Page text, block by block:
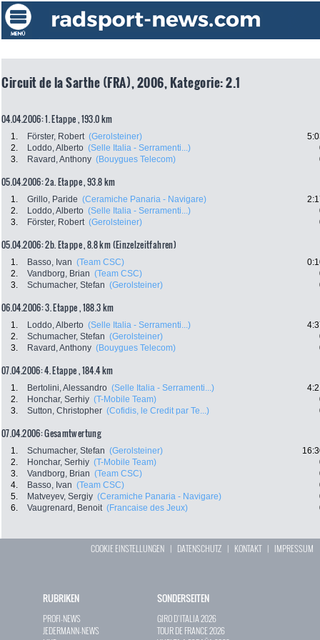
Circuit de la Sarthe (FRA), 2006, Kategorie: 2.1
04.04.2006: 1. Etappe , 193.0 km
1. Förster, Robert (Gerolsteiner)
2.
Loddo, Alberto (Selle Italia - Serramenti...)
3.
Ravard, Anthony (Bouygues Telecom)
05.04.2006: 2a. Etappe , 93.8 km
1. Grillo, Paride (Ceramiche Panaria - Navigare)
2.
Loddo, Alberto (Selle Italia - Serramenti...)
3.
Förster, Robert (Gerolsteiner)
05.04.2006: 2b. Etappe , 8.8 km (Einzelzeitfahren)
1. Basso, Ivan (Team CSC)
2.
Vandborg, Brian (Team CSC)
3.
Schumacher, Stefan (Gerolsteiner)
06.04.2006: 3. Etappe , 188.3 km
1. Loddo, Alberto (Selle Italia - Serramenti...)
2.
Schumacher, Stefan (Gerolsteiner)
3.
Ravard, Anthony (Bouygues Telecom)
07.04.2006: 4. Etappe , 184.4 km
1. Bertolini, Alessandro (Selle Italia - Serramenti...)
2.
Honchar, Serhiy (T-Mobile Team)
3.
Sutton, Christopher (Cofidis, le Credit par Te...)
07.04.2006: Gesamtwertung
1. Schumacher, Stefan (Gerolsteiner)
2.
Honchar, Serhiy (T-Mobile Team)
3.
Vandborg, Brian (Team CSC)
4.
Basso, Ivan (Team CSC)
5.
Matveyev, Sergiy (Ceramiche Panaria - Navigare)
6.
Vaugrenard, Benoit (Francaise des Jeux)
COOKIE EINSTELLUNGEN | DATENSCHUTZ | KONTAKT| IMPRESSUM
RUBRIKEN
PROFI-NEWS
JEDERMANN-NEWS
SONDERSEITEN
GIRO D`ITALIA 2026
TOUR DE FRANCE 2026